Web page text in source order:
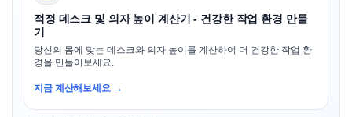
적정 데스크 및 의자 높이 계산기 - 건강한 작업 환경 만들
기
당신의 몸에 맞는 데스크와 의자 높이를 계산하여 더 건강한 작업 환
경을 만들어보세요.
지금 계산해보세요 →